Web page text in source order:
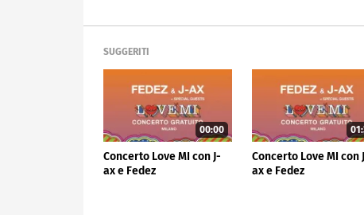
SUGGERITI
00:00
Concerto Love MI con J-
ax e Fedez
Concerto Love MI con
ax e Fedez